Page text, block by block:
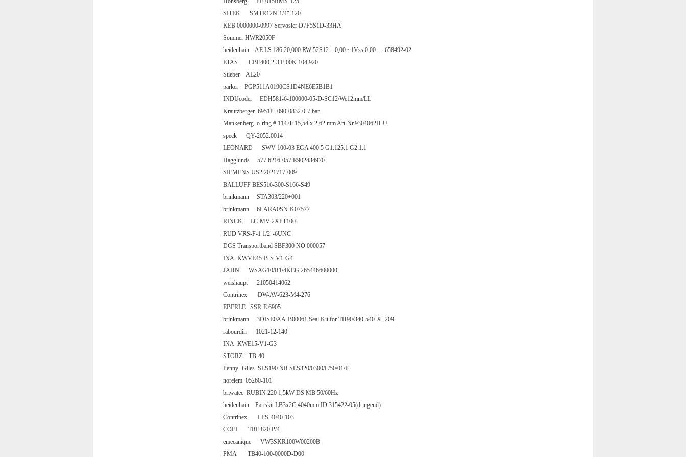
SITEK SMTR12N-1/4"-120
KEB 0000000-0997 Servosler D7F5S1D-33HA
Sommer HWR2050F
heidenhain AE LS 186 20,000 RW 52S12 .. 0,00 ~1Vss 0,00 .. . 658492-02
ETAS CBE400.2-3 F 00K 104 920
Stieber AL20
parker PGP511A0190CS1D4NE6E5B1B1
INDUcoder EDH581-6-100000-05-D-SC12/We12mm/LL
Krautzberger 6951P- 090-0832 0-7 bar
Mankenberg o-ring # 114 Φ 15,54 x 2,62 mm Art-Nr.9304062H-U
speck QY-2052.0014
LEONARD SWV 100-03 EGA 400.5 G1:125:1 G2:1:1
Hagglunds 577 6216-057 R902434970
SIEMENS US2:2021717-009
BALLUFF BES516-300-S166-S49
brinkmann STA303/220+001
brinkmann 6LARA0SN-K07577
RINCK LC-MV-2XPT100
RUD VRS-F-1 1/2"-6UNC
DGS Transportband SBF300 NO.000057
INA KWVE45-B-S-V1-G4
JAHN WSAG10/R1/4KEG 265446600000
weishaupt 21050414062
Contrinex DW-AV-623-M4-276
EBERLE SSR-E 6905
brinkmann 3DISE0AA-B00061 Seal Kit for TH90/340-540-X+209
rabourdin 1021-12-140
INA KWE15-V1-G3
STORZ TB-40
Penny+Giles SLS190 NR.SLS320/0300/L/50/01/P
norelem 05260-101
briwatec RUBIN 220 1,5kW DS MB 50/60Hz
heidenhain Partskit LB3x2C 4040mm ID:315422-05(dringend)
Contrinex LFS-4040-103
COFI TRE 820 P/4
emecanique VW3SKR100W00200B
PMA TB40-100-0000D-D00